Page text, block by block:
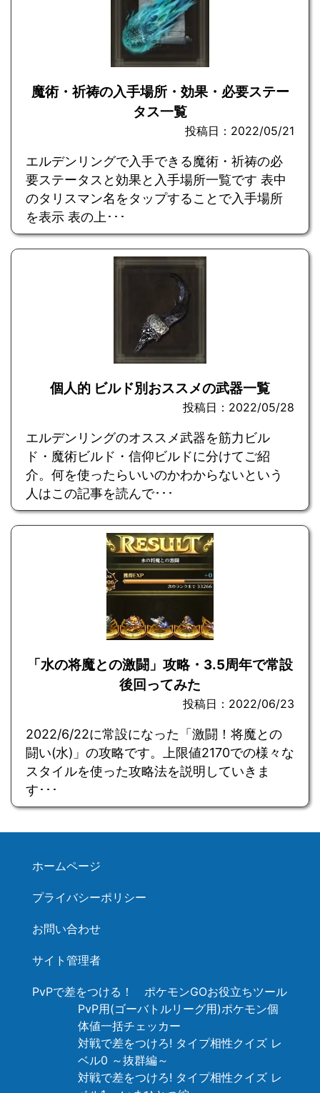
魔術・祈祷の入手場所・効果・必要ステー
タス一覧
投稿日：2022/05/21
エルデンリングで入手できる魔術・祈祷の必
要ステータスと効果と入手場所一覧です 表中
のタリスマン名をタップすることで入手場所
を表示 表の上･･･
個人的 ビルド別おススメの武器一覧
投稿日：2022/05/28
エルデンリングのオススメ武器を筋力ビル
ド・魔術ビルド・信仰ビルドに分けてご紹
介。何を使ったらいいのかわからないという
人はこの記事を読んで･･･
「水の将魔との激闘」攻略・3.5周年で常設
後回ってみた
投稿日：2022/06/23
2022/6/22に常設になった「激闘！将魔との
闘い(水)」の攻略です。上限値2170での様々な
スタイルを使った攻略法を説明していきま
す･･･
ホームページ
プライバシーポリシー
お問い合わせ
サイト管理者
PvPで差をつける！ ポケモンGOお役立ちツール
PvP用(ゴーバトルリーグ用)ポケモン個
体値一括チェッカー
対戦で差をつけろ! タイプ相性クイズ レ
ベル0 ～抜群編～
対戦で差をつけろ! タイプ相性クイズ レ